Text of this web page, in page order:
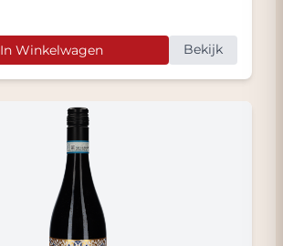
In Winkelwagen Bekijk